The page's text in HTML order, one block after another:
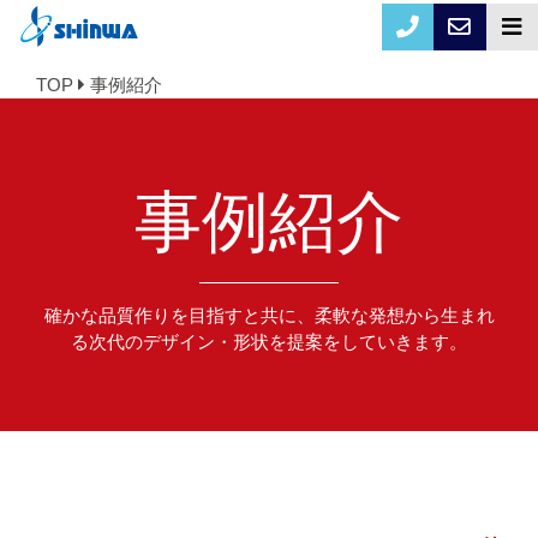
TOP 事例紹介
事例紹介
確かな品質作りを目指すと共に、柔軟な発想から生まれ
る次代のデザイン・形状を提案をしていきます。